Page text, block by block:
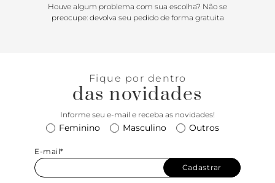
Houve algum problema com sua escolha? Não se
preocupe: devolva seu pedido de forma gratuita
Fique por dentro
das novidades
Informe seu e-mail e receba as novidades!
Feminino Masculino Outros
E-mail*
Cadastrar